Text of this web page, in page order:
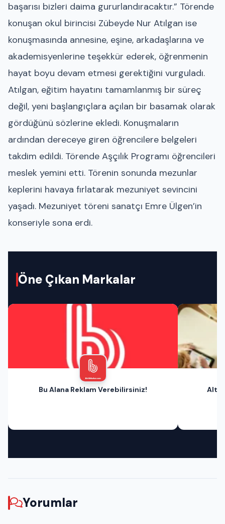
başarısı bizleri daima gururlandıracaktır.” Törende
konuşan okul birincisi Zübeyde Nur Atılgan ise
konuşmasında annesine, eşine, arkadaşlarına ve
akademisyenlerine teşekkür ederek, öğrenmenin
hayat boyu devam etmesi gerektiğini vurguladı.
Atılgan, eğitim hayatını tamamlanmış bir süreç
değil, yeni başlangıçlara açılan bir basamak olarak
gördüğünü sözlerine ekledi. Konuşmaların
ardından dereceye giren öğrencilere belgeleri
takdim edildi. Törende Aşçılık Programı öğrencileri
meslek yemini etti. Törenin sonunda mezunlar
keplerini havaya fırlatarak mezuniyet sevincini
yaşadı. Mezuniyet töreni sanatçı Emre Ülgen’in
konseriyle sona erdi.
Öne Çıkan Markalar
Bu Alana Reklam Verebilirsiniz!
Yorumlar